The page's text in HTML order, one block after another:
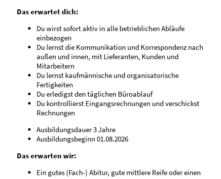
Das erwartet dich:
Du wirst sofort aktiv in alle betrieblichen Abläufe
einbezogen
Du lernst die Kommunikation und Korrespondenz nach
außen und innen, mit Lieferanten, Kunden und
Mitarbeitern
Du lernst kaufmännische und organisatorische
Fertigkeiten
Du erledigst den täglichen Büroablauf
Du kontrollierst Eingangsrechnungen und verschickst
Rechnungen
Ausbildungsdauer 3 Jahre
Ausbildungsbeginn 01.08.2026
Das erwarten wir:
Ein gutes (Fach-) Abitur, gute mittlere Reife oder einen